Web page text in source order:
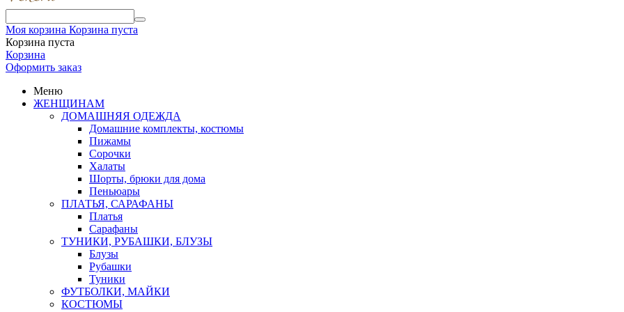
Моя корзина Корзина пуста
Корзина пуста
Корзина
Оформить заказ
Меню
ЖЕНЩИНАМ
ДОМАШНЯЯ ОДЕЖДА
Домашние комплекты, костюмы
Пижамы
Сорочки
Халаты
Шорты, брюки для дома
Пеньюары
ПЛАТЬЯ, САРАФАНЫ
Платья
Сарафаны
ТУНИКИ, РУБАШКИ, БЛУЗЫ
Блузы
Рубашки
Туники
ФУТБОЛКИ, МАЙКИ
КОСТЮМЫ